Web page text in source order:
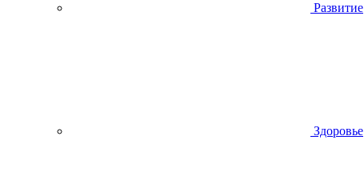
Развитие
Здоровье